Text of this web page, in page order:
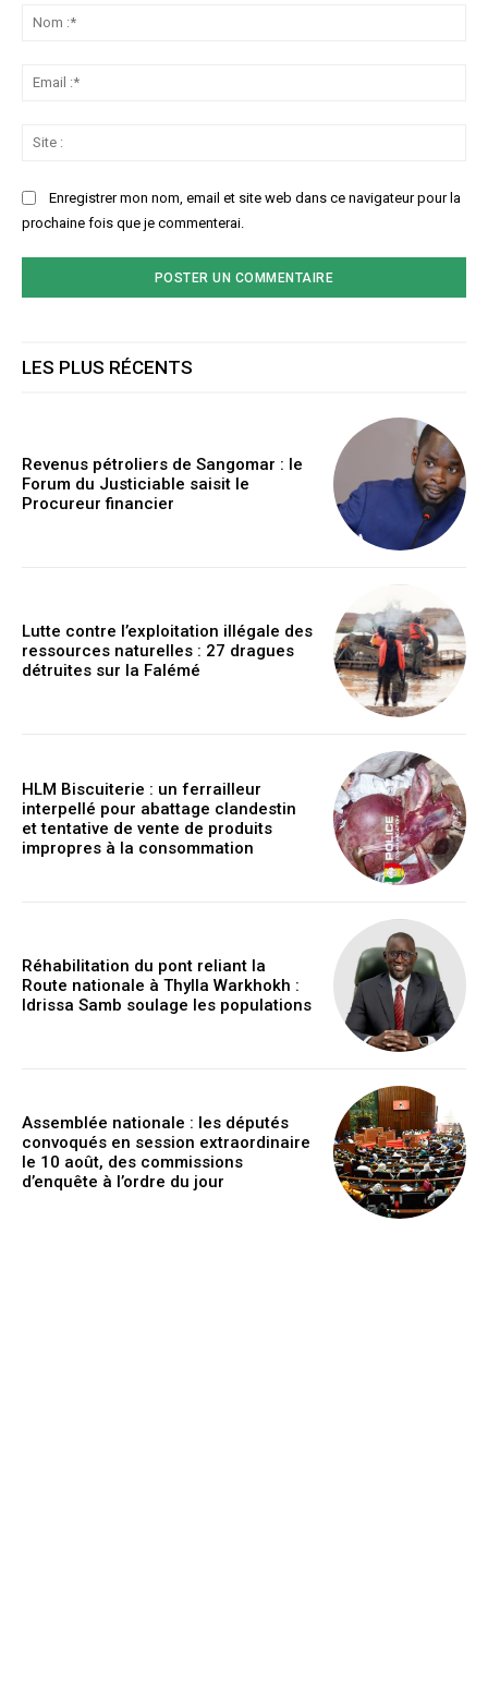
Enregistrer mon nom, email et site web dans ce navigateur pour la
prochaine fois que je commenterai.
LES PLUS RÉCENTS
Revenus pétroliers de Sangomar : le
Forum du Justiciable saisit le
Procureur financier
Lutte contre l’exploitation illégale des
ressources naturelles : 27 dragues
détruites sur la Falémé
HLM Biscuiterie : un ferrailleur
interpellé pour abattage clandestin
et tentative de vente de produits
impropres à la consommation
Réhabilitation du pont reliant la
Route nationale à Thylla Warkhokh :
Idrissa Samb soulage les populations
Assemblée nationale : les députés
convoqués en session extraordinaire
le 10 août, des commissions
d’enquête à l’ordre du jour